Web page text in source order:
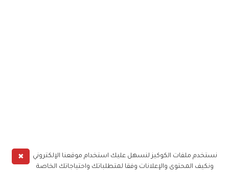
✖
نستخدم ملفات الكوكيز لنسهل عليك استخدام موقعنا الإلكتروني
ونكيف المحتوى والإعلانات وفقا لمتطلباتك واحتياجاتك الخاصة